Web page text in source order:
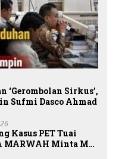
‘Gerombolan Sirkus’,
Sufmi Dasco Ahmad
Kasus PET Tuai
MARWAH Minta MA